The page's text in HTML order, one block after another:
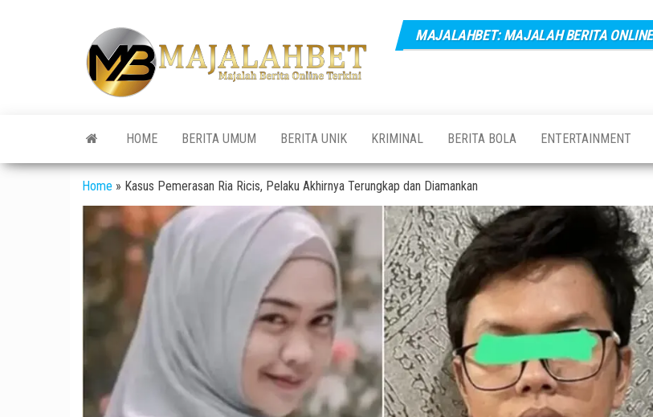
Majalahbet:
Terkini dan
Terupdate
Indonesia
Majalah
Hari Ini
MAJALAHBET: MAJALAH BERITA
HOME BERITA UMUM BERITA UNIK KRIMINAL BERITA BOLA ENTERTAINMENT
Home » Kasus Pemerasan Ria Ricis, Pelaku Akhirnya Terungkap dan Diamankan